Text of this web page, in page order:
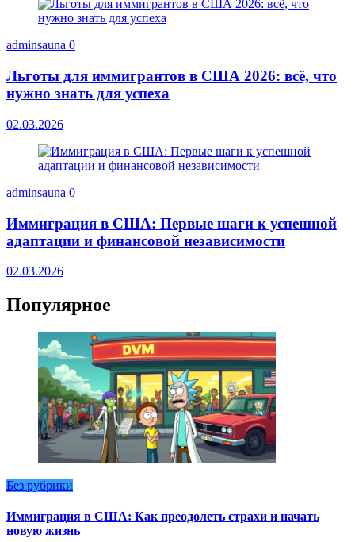
adminsauna 0
Льготы для иммигрантов в США 2026: всё, что
нужно знать для успеха
02.03.2026
adminsauna 0
Иммиграция в США: Первые шаги к успешной
адаптации и финансовой независимости
02.03.2026
Популярное
Без рубрики
Иммиграция в США: Как преодолеть страхи и начать
новую жизнь